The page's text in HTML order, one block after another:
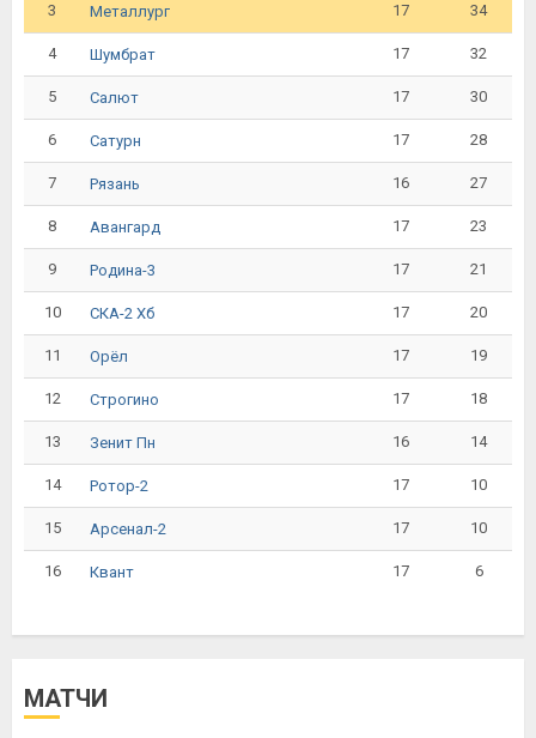
3 Металлург 17 34
4 Шумбрат 17 32
5 Салют 17 30
6 Сатурн 17 28
7 Рязань 16 27
8 Авангард 17 23
9 Родина-3 17 21
10 СКА-2 Хб 17 20
11 Орёл 17 19
12 Строгино 17 18
13 Зенит Пн 16 14
14 Ротор-2 17 10
15 Арсенал-2 17 10
16 Квант 17 6
МАТЧИ